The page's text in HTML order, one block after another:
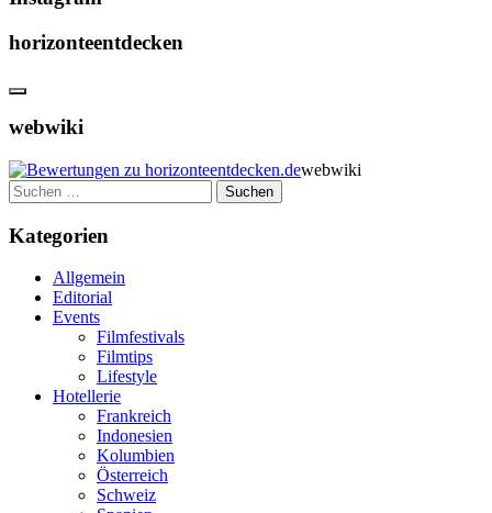
horizonteentdecken
webwiki
webwiki
Suchen
nach:
Kategorien
Allgemein
Editorial
Events
Filmfestivals
Filmtips
Lifestyle
Hotellerie
Frankreich
Indonesien
Kolumbien
Österreich
Schweiz